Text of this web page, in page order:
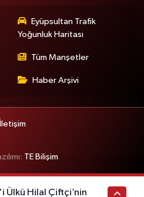
Eyüpsultan Trafik
Yoğunluk Haritası
Tüm Manşetler
Haber Arşivi
İletişim
TE Bilişim
Ülkü Hilal Çiftçi’nin